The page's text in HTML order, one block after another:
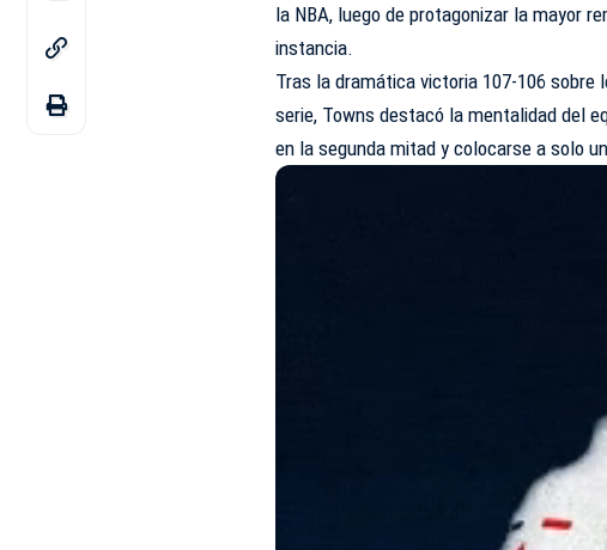
la NBA, luego de protagonizar la mayor
instancia.
Tras la dramática victoria 107-106 sobre
serie, Towns destacó la mentalidad del
en la segunda mitad y colocarse a solo